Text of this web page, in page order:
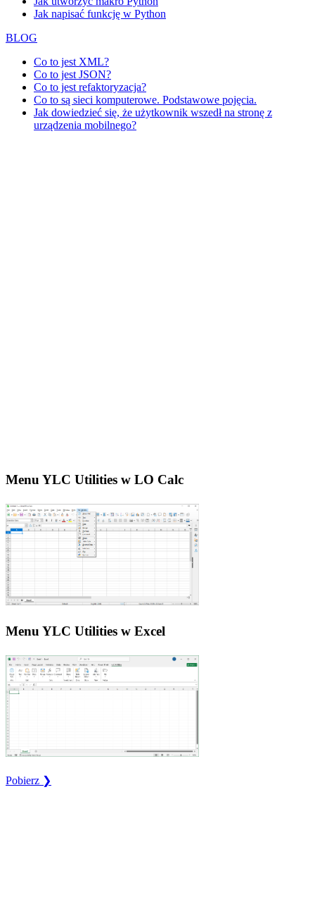
Jak napisać funkcję w Python
BLOG
Co to jest XML?
Co to jest JSON?
Co to jest refaktoryzacja?
Co to są sieci komputerowe. Podstawowe pojęcia.
Jak dowiedzieć się, że użytkownik wszedł na stronę z
urządzenia mobilnego?
Menu YLC Utilities w LO Calc
Menu YLC Utilities w Excel
Pobierz ❯